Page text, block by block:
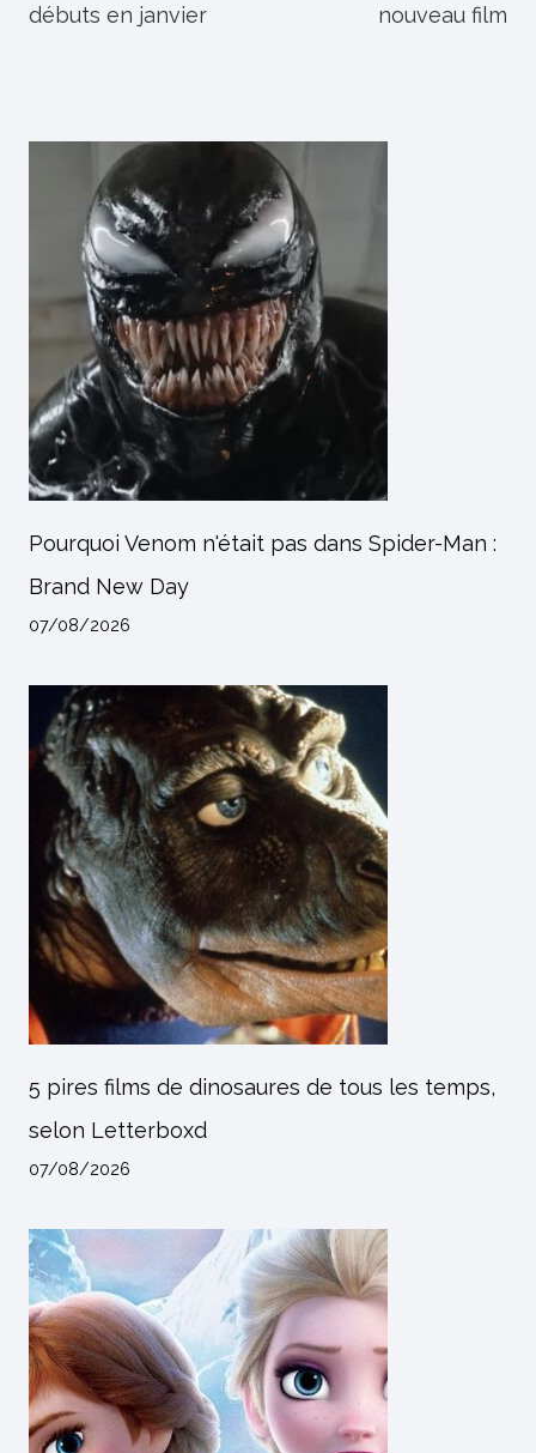
débuts en janvier
nouveau film
Pourquoi Venom n'était pas dans Spider-Man :
Brand New Day
07/08/2026
5 pires films de dinosaures de tous les temps,
selon Letterboxd
07/08/2026